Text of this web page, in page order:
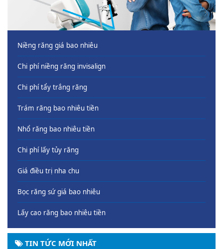
Niềng răng giá bao nhiêu
Chi phí niềng răng invisalign
Chi phí tẩy trắng răng
Trám răng bao nhiêu tiền
Nhổ răng bao nhiêu tiền
Chi phí lấy tủy răng
Giá điều trị nha chu
Bọc răng sứ giá bao nhiêu
Lấy cao răng bao nhiêu tiền
TIN TỨC MỚI NHẤT